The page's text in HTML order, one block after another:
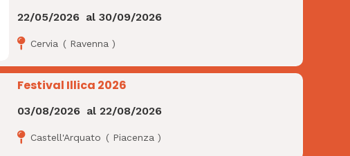
22/05/2026 al30/09/2026
Cervia ( Ravenna )
Festival Illica 2026
03/08/2026 al22/08/2026
Castell'Arquato ( Piacenza )